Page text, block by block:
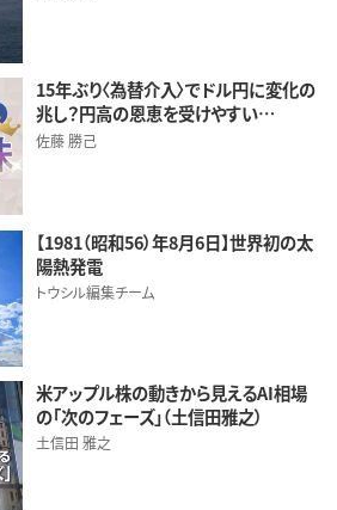
15年ぶり〈為替介入〉でドル円に変化の
兆し？円高の恩恵を受けやすい…
佐藤 勝己
【1981（昭和56）年8月6日】世界初の太
陽熱発電
トウシル編集チーム
米アップル株の動きから見えるAI相場
の「次のフェーズ」（土信田雅之）
土信田 雅之